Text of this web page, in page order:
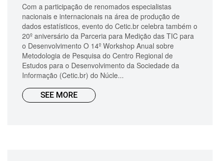
Com a participação de renomados especialistas
nacionais e internacionais na área de produção de
dados estatísticos, evento do Cetic.br celebra também o
20º aniversário da Parceria para Medição das TIC para
o Desenvolvimento O 14º Workshop Anual sobre
Metodologia de Pesquisa do Centro Regional de
Estudos para o Desenvolvimento da Sociedade da
Informação (Cetic.br) do Núcle...
SEE MORE